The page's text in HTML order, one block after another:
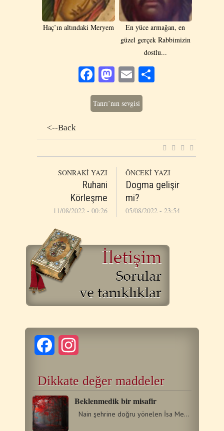
Haç’ın altındaki Meryem
En yüce armağan, en
güzel gerçek Rabbimizin
dostlu...
Facebook
Mastodon
Email
Tanrı’nın sevgisi
<--Back
SONRAKİ YAZI
Ruhani
Körleşme
11/08/2022 - 00:26
ÖNCEKİ YAZI
Dogma gelişir
mi?
05/08/2022 - 23:54
Facebook
Dikkate değer maddeler
Beklenmedik bir misafir
Nain şehrine doğru yönelen İsa Mesih, tek oğlunu kaybeden…